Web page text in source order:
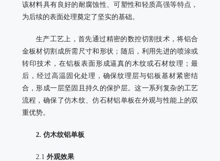
该材料具有良好的耐腐蚀性、可塑性和轻质高强等特点，
为后续的表面处理奠定了坚实的基础。
生产工艺上，首先通过精密的数控切割技术，将铝合
金板材切割成所需尺寸和形状；随后，利用先进的喷涂或
转印技术，在铝板表面形成逼真的木纹或石材纹理；最
后，经过高温固化处理，确保纹理层与铝板基材紧密结
合，形成一层坚固且持久的保护层。这一系列复杂的工艺
流程，确保了仿木纹、仿石材铝单板在外观与性能上的双
重优势。
2. 仿木纹铝单板
2.1 外观效果